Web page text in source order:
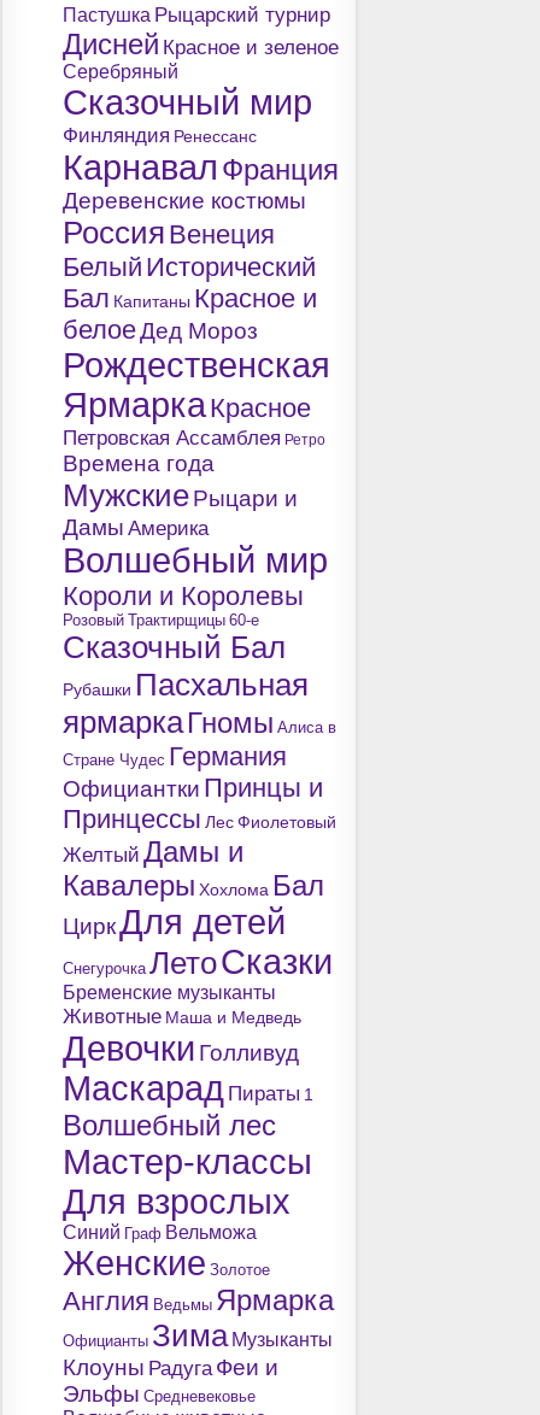
Пастушка Рыцарский турнир
Дисней Красное и зеленое
Серебряный
Сказочный мир
Финляндия Ренессанс
Карнавал Франция
Деревенские костюмы
Россия Венеция
Белый Исторический
Бал Капитаны Красное и
белоеДед Мороз
Рождественская
ЯрмаркаКрасное
Петровская Ассамблея Ретро
Времена года
МужскиеРыцари и
Дамы Америка
Волшебный мир
Короли и Королевы
Розовый Трактирщицы 60-е
Сказочный Бал
Рубашки Пасхальная
ярмаркаГномы Алиса в
Стране Чудес Германия
Официантки Принцы и
Принцессы Лес Фиолетовый
Желтый Дамы и
Кавалеры Хохлома Бал
ЦиркДля детей
Снегурочка ЛетоСказки
Бременские музыканты
Животные Маша и Медведь
Девочки Голливуд
Маскарад Пираты 1
Волшебный лес
Мастер-классы
Для взрослых
Синий Граф Вельможа
Женские Золотое
Англия Ведьмы Ярмарка
Официанты Зима Музыканты
Клоуны Радуга Феи и
Эльфы Средневековье